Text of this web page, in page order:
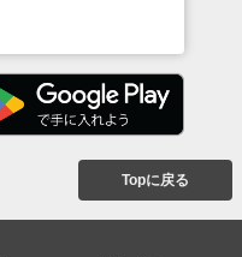
Topに戻る